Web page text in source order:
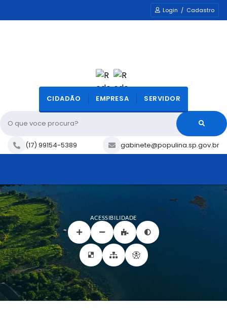
Login / Cadastro
O que voce procura?
CIDADÃO EMPRESA SERVIDOR
(17) 99154-5389 gabinete@populina.sp.gov.br
ACESSIBILIDADE